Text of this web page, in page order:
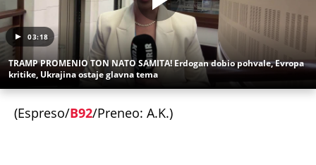
03:18
TRAMP PROMENIO TON NATO SAMITA! Erdogan dobio pohvale, Evropa
kritike, Ukrajina ostaje glavna tema
(Espreso/B92/Preneo: A.K.)